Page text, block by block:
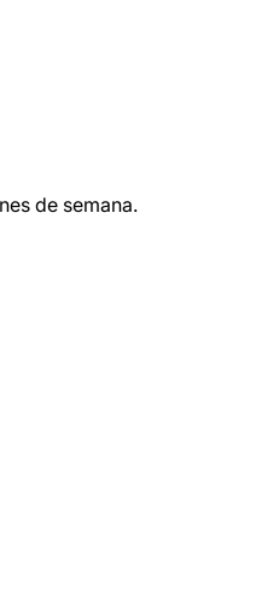
de semana.